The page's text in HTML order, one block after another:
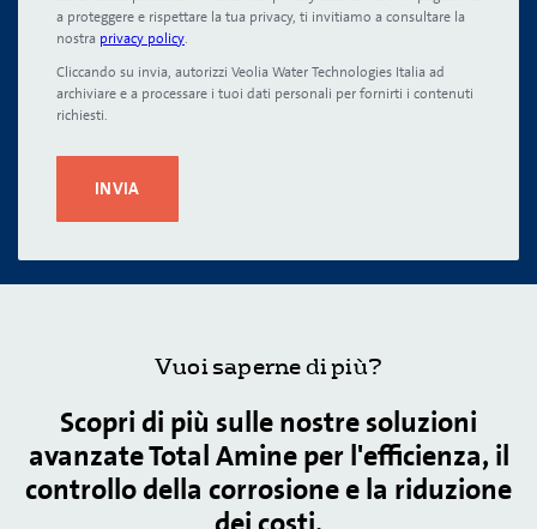
a proteggere e rispettare la tua privacy, ti invitiamo a consultare la
nostra privacy policy.
Cliccando su invia, autorizzi Veolia Water Technologies Italia ad
archiviare e a processare i tuoi dati personali per fornirti i contenuti
richiesti.
Vuoi saperne di più?
Scopri di più sulle nostre soluzioni
avanzate Total Amine per l'efficienza, il
controllo della corrosione e la riduzione